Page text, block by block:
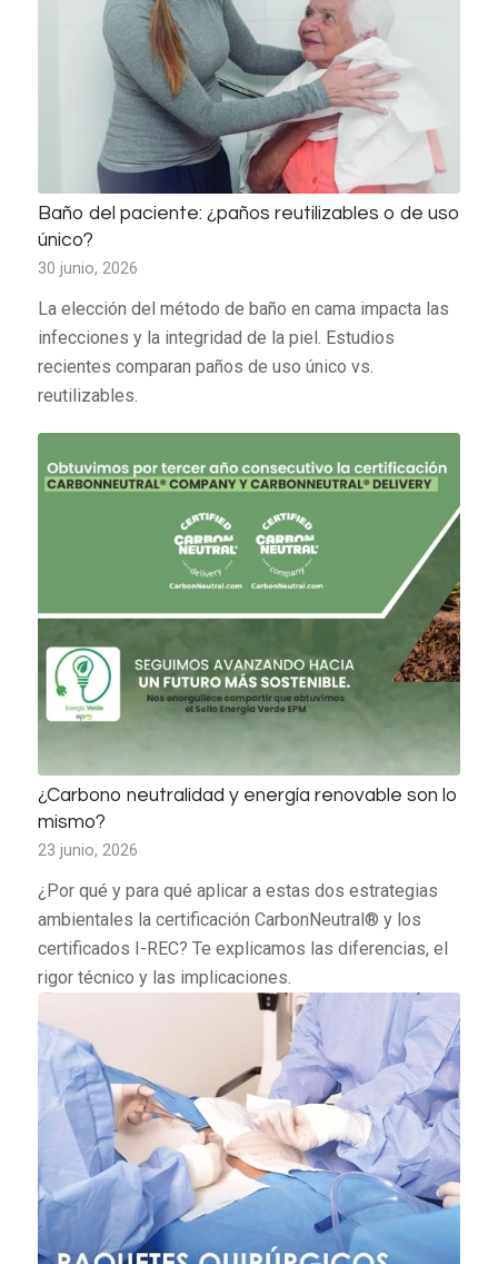
Baño del paciente: ¿paños reutilizables o de uso
único?
30 junio, 2026
La elección del método de baño en cama impacta las
infecciones y la integridad de la piel. Estudios
recientes comparan paños de uso único vs.
reutilizables.
¿Carbono neutralidad y energía renovable son lo
mismo?
23 junio, 2026
¿Por qué y para qué aplicar a estas dos estrategias
ambientales la certificación CarbonNeutral® y los
certificados I-REC? Te explicamos las diferencias, el
rigor técnico y las implicaciones.